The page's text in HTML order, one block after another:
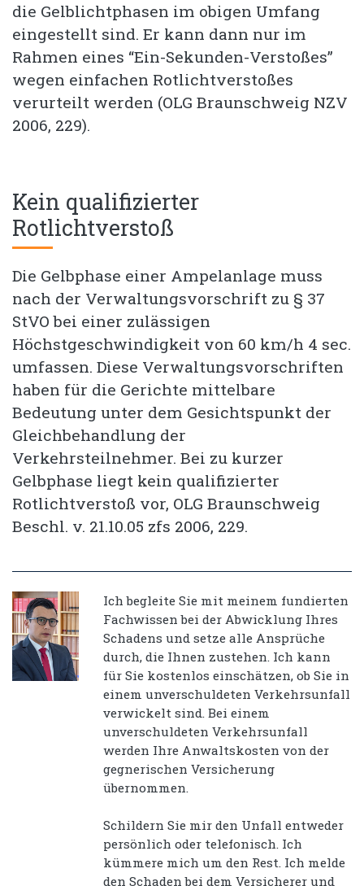
die Gelblichtphasen im obigen Umfang
eingestellt sind. Er kann dann nur im
Rahmen eines “Ein-Sekunden-Verstoßes”
wegen einfachen Rotlichtverstoßes
verurteilt werden (OLG Braunschweig NZV
2006, 229).
Kein qualifizierter
Rotlichtverstoß
Die Gelbphase einer Ampelanlage muss
nach der Verwaltungsvorschrift zu § 37
StVO bei einer zulässigen
Höchstgeschwindigkeit von 60 km/h 4 sec.
umfassen. Diese Verwaltungsvorschriften
haben für die Gerichte mittelbare
Bedeutung unter dem Gesichtspunkt der
Gleichbehandlung der
Verkehrsteilnehmer. Bei zu kurzer
Gelbphase liegt kein qualifizierter
Rotlichtverstoß vor, OLG Braunschweig
Beschl. v. 21.10.05 zfs 2006, 229.
Ich begleite Sie mit meinem fundierten
Fachwissen bei der Abwicklung Ihres
Schadens und setze alle Ansprüche
durch, die Ihnen zustehen. Ich kann
für Sie kostenlos einschätzen, ob Sie in
einem unverschuldeten Verkehrsunfall
verwickelt sind. Bei einem
unverschuldeten Verkehrsunfall
werden Ihre Anwaltskosten von der
gegnerischen Versicherung
übernommen.
Schildern Sie mir den Unfall entweder
persönlich oder telefonisch. Ich
kümmere mich um den Rest. Ich melde
den Schaden bei dem Versicherer und